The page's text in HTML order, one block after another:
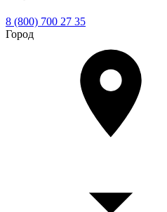
8 (800) 700 27 35
Город